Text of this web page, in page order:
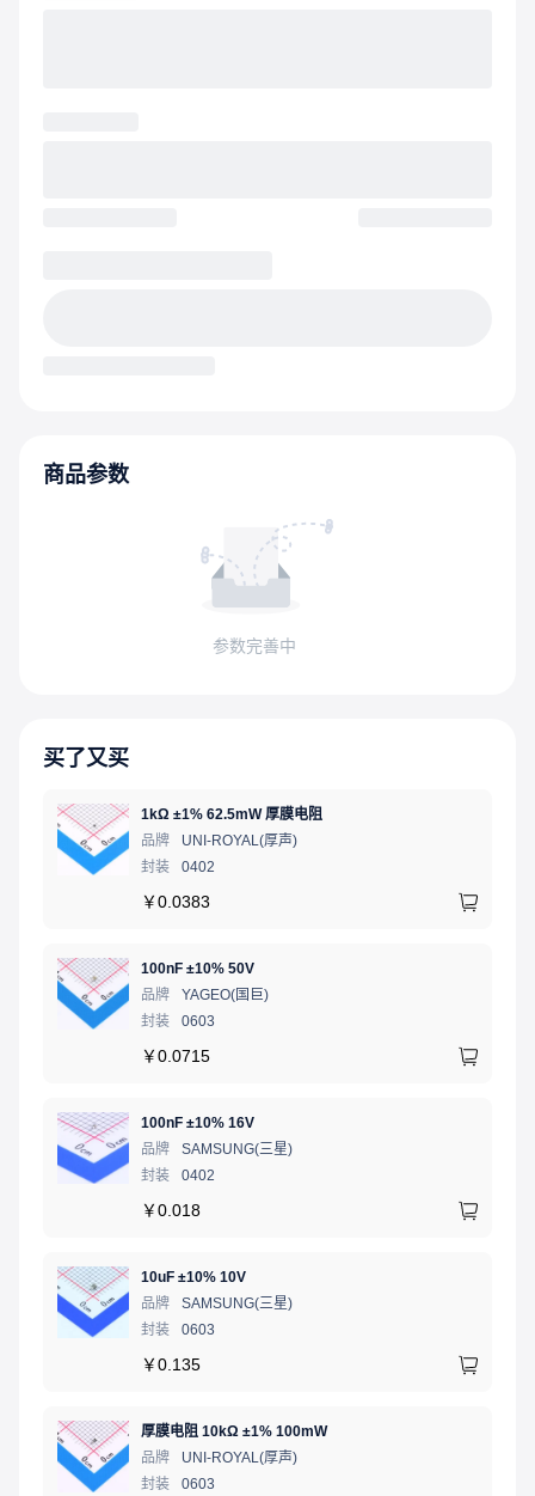
商品参数
参数完善中
买了又买
1kΩ ±1% 62.5mW 厚膜电阻
品牌
UNI-ROYAL(厚声)
封装
0402
￥0.0383
100nF ±10% 50V
品牌
YAGEO(国巨)
封装
0603
￥0.0715
100nF ±10% 16V
品牌
SAMSUNG(三星)
封装
0402
￥0.018
10uF ±10% 10V
品牌
SAMSUNG(三星)
封装
0603
￥0.135
厚膜电阻 10kΩ ±1% 100mW
品牌
UNI-ROYAL(厚声)
封装
0603